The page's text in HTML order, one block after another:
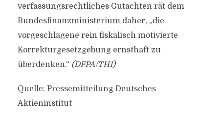
verfassungsrechtliches Gutachten rät dem
Bundesfinanzministerium daher, „die
vorgeschlagene rein fiskalisch motivierte
Korrekturgesetzgebung ernsthaft zu
überdenken.“ (DFPA/TH1)
Quelle: Pressemitteilung Deutsches
Aktieninstitut